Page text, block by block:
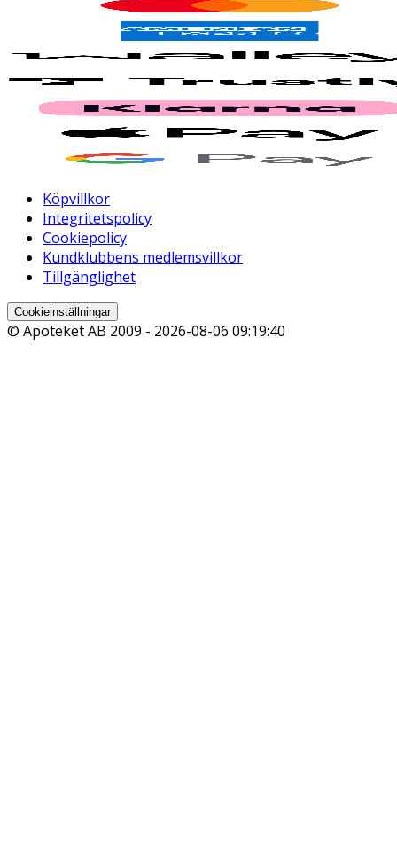
Köpvillkor
Integritetspolicy
Cookiepolicy
Kundklubbens medlemsvillkor
Tillgänglighet
Cookieinställningar
© Apoteket AB 2009 - 2026-08-06 09:19:40